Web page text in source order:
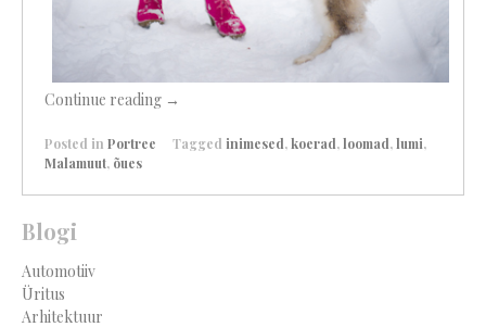
Continue reading →
Posted in Portree Tagged inimesed,koerad,loomad,lumi,
Malamuut, õues
Blogi
Automotiiv
Üritus
Arhitektuur